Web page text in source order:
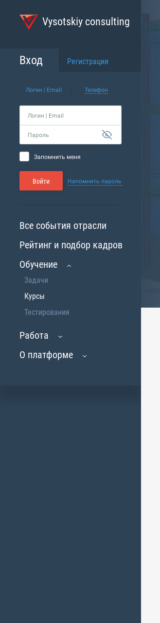
Vysotskiy consulting
Вход Регистрация
Логин | Email Телефон
Логин | Email
Пароль
Запомнить меня
Войти Напомнить пароль
Все события отрасли
Рейтинг и подбор кадров
Обучение
Задачи
Курсы
Тестирования
Работа
О платформе